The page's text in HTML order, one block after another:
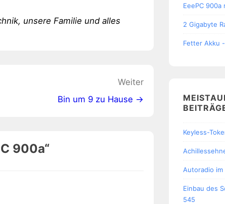
unsere Familie und alles
Weiter
Bin um 9 zu Hause →
900a“
EeePC 900a
2 Gigabyte
Fetter Akku
Keyless-
Autoradio im
Einbau des
545